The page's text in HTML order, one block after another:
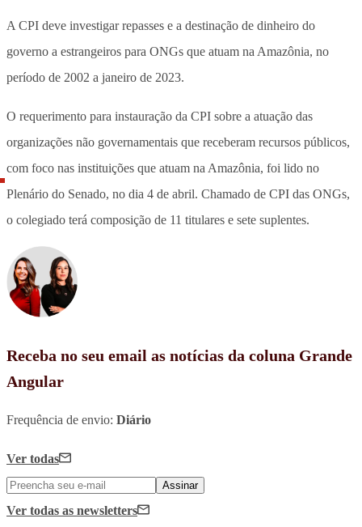
A CPI deve investigar repasses e a destinação de dinheiro do
governo a estrangeiros para ONGs que atuam na Amazônia, no
período de 2002 a janeiro de 2023.
O requerimento para instauração da CPI sobre a atuação das
organizações não governamentais que receberam recursos públicos,
com foco nas instituições que atuam na Amazônia, foi lido no
Plenário do Senado, no dia 4 de abril. Chamado de CPI das ONGs,
o colegiado terá composição de 11 titulares e sete suplentes.
Receba no seu email as notícias da coluna Grande
Angular
Frequência de envio: Diário
Ver todas
Assinar
Ver todas as newsletters